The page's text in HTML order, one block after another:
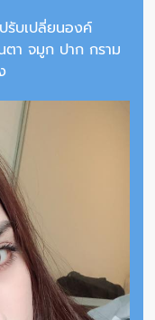
รับเปลี่ยนองค์
ตา จมูก ปาก กราม